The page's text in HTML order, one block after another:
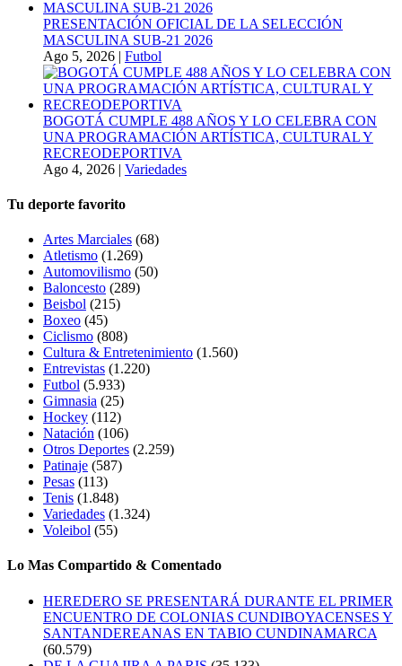
PRESENTACIÓN OFICIAL DE LA SELECCIÓN
MASCULINA SUB-21 2026
Ago 5, 2026 | Futbol
BOGOTÁ CUMPLE 488 AÑOS Y LO CELEBRA CON
UNA PROGRAMACIÓN ARTÍSTICA, CULTURAL Y
RECREODEPORTIVA
Ago 4, 2026 | Variedades
Tu deporte favorito
Artes Marciales (68)
Atletismo (1.269)
Automovilismo (50)
Baloncesto (289)
Beisbol (215)
Boxeo (45)
Ciclismo (808)
Cultura & Entretenimiento (1.560)
Entrevistas (1.220)
Futbol (5.933)
Gimnasia (25)
Hockey (112)
Natación (106)
Otros Deportes (2.259)
Patinaje (587)
Pesas (113)
Tenis (1.848)
Variedades (1.324)
Voleibol (55)
Lo Mas Compartido & Comentado
HEREDERO SE PRESENTARÁ DURANTE EL PRIMER
ENCUENTRO DE COLONIAS CUNDIBOYACENSES Y
SANTANDEREANAS EN TABIO CUNDINAMARCA
(60.579)